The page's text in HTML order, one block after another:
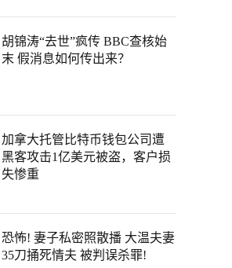
胡锦涛“去世”疯传 BBC查核始
末 假消息如何传出来？
加拿大托管比特币钱包公司遭
黑客攻击1亿美元被盗，客户损
失惨重
恐怖! 妻子私密照散播 大温夫妻
35刀捅死情夫 被判误杀罪!